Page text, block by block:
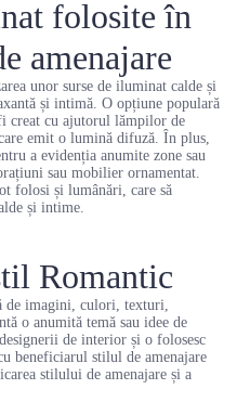
folosite în
amenajare
unor surse de iluminat calde și
și intimă. O opțiune populară
creat cu ajutorul lămpilor de
emit o lumină difuză. În plus,
a evidenția anumite zone sau
sau mobilier ornamentat.
folosi și lumânări, care să
și intime.
Romantic
de imagini, culori, texturi,
o anumită temă sau idee de
de interior și o folosesc
beneficiarul stilul de amenajare
stilului de amenajare și a